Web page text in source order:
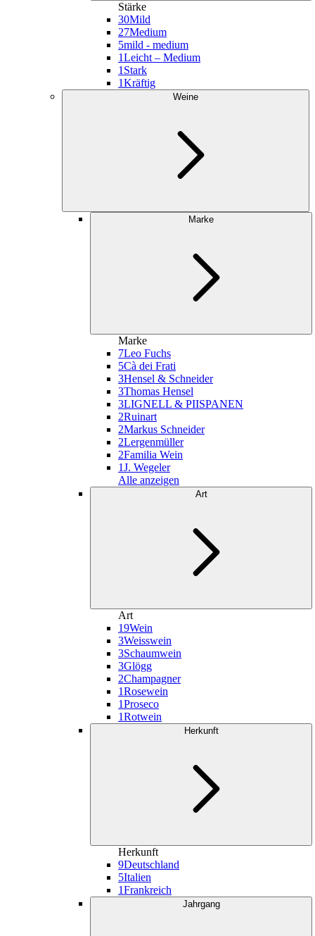
Stärke
30Mild
27Medium
5mild - medium
1Leicht – Medium
1 Stark
1Kräftig
Weine
Marke
Marke
7Leo Fuchs
5Cà dei Frati
3Hensel & Schneider
3Thomas Hensel
3LIGNELL & PIISPANEN
2Ruinart
2Markus Schneider
2Lergenmüller
2Familia Wein
1J. Wegeler
Alle anzeigen
Art
Art
19Wein
3Weisswein
3Schaumwein
3Glögg
2Champagner
1Rosewein
1Proseco
1Rotwein
Herkunft
Herkunft
9Deutschland
5Italien
1Frankreich
Jahrgang